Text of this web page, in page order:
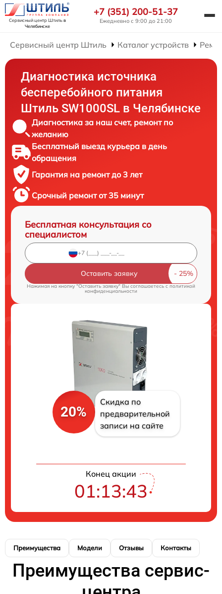
Сервисный центр Штильв
Челябинске
+7 (351) 200-51-37
Ежедневно с 9:00 до 21:00
Сервисный центр Штиль Каталог устройств
Диагностика источника
бесперебойного питания
Штиль SW1000SL в Челябинске
Диагностика за наш счет, ремонт по
желанию
Бесплатный выезд курьера в день
обращения
Гарантия на ремонт до 3 лет
Срочный ремонт от 35 минут
Бесплатная консультация со
специалистом
Оставить заявку
Нажимая на кнопку "Оставить заявку" Вы соглашаетесь cполитикой
конфиденциальности
20%
Скидка по
предварительной
записи на сайте
Конец акции
01:13:43
Преимущества Модели Отзывы Контакты
Преимущества сервис-